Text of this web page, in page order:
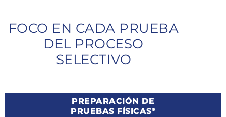
FOCO EN CADA PRUEBA
DEL PROCESO
SELECTIVO
PREPARACIÓN DE
PRUEBAS FÍSICAS*